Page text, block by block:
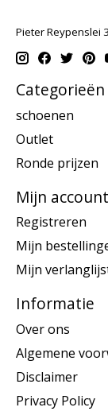
Pieter Reypenslei
Categorieën
schoenen
Outlet
Ronde prijzen
Mijn account
Registreren
Mijn
Mijn
Informatie
Over ons
Algemene
Disclaimer
Privacy Policy